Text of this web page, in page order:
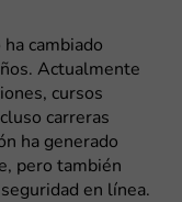
cambiado
Actualmente
cursos
carreras
ha generado
pero también
en línea.